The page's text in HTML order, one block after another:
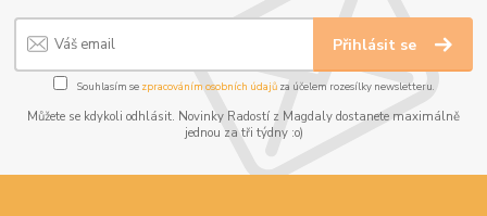
Přihlásit se
Souhlasím se zpracováním osobních údajůza účelem rozesílky newsletteru.
Můžete se kdykoli odhlásit. Novinky Radostí z Magdaly dostanete maximálně
jednou za tři týdny :o)